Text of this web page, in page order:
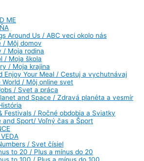
ME
Around Us / ABC veci okolo nás
/ Môj domov
/ Moja rodina
/ Moja škola
/ Moja krajina
Enjoy Your Meal / Cestuj a vychutnávaj
World / Môj online svet
/ Svet a práca
and Space / Zdravá planéta a vesmír
Festivals / Ročné obdobia a Sviatky
and Sport/ Voľný čas a Šport
/ Svet čísiel
to 20 / Plus a mínus do 20